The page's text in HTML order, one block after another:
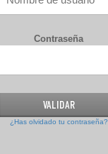
Contraseña
¿Has olvidado tu contraseña?